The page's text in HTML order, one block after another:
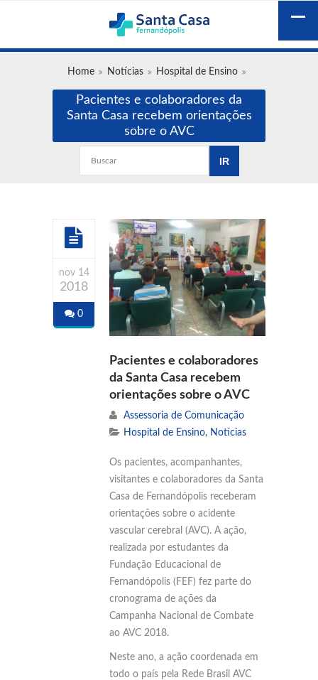
Home Notícias Hospital de Ensino
Pacientes e colaboradores da
Santa Casa recebem orientações
sobre o AVC
nov 14
2018
0
Pacientes e colaboradores
da Santa Casa recebem
orientações sobre o AVC
Assessoria de Comunicação
Hospital de Ensino, Notícias
Os pacientes, acompanhantes,
visitantes e colaboradores da Santa
Casa de Fernandópolis receberam
orientações sobre o acidente
vascular cerebral (AVC). A ação,
realizada por estudantes da
Fundação Educacional de
Fernandópolis (FEF) fez parte do
cronograma de ações da
Campanha Nacional de Combate
ao AVC 2018.
Neste ano, a ação coordenada em
todo o país pela Rede Brasil AVC